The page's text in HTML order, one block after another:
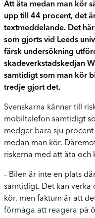
Att äta medan man kör
upp till 44 procent, det
textmeddelande. Det
som gjorts vid Leeds
färsk undersökning
skadeverkstadskedjan
samtidigt som man kör
tredje gjort det.
Svenskarna känner till
mobiltelefon samtidigt
medger bara sju
medan man kör.
riskerna med att äta och
– Bilen är inte en plats
samtidigt. Det kan verka
kör, men faktum är att
förmåga att reagera på